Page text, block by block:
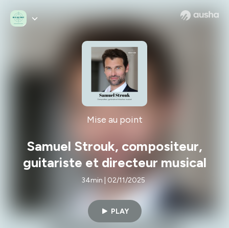
Mise au point
Samuel Strouk, compositeur,
guitariste et directeur musical
34min | 02/11/2025
PLAY